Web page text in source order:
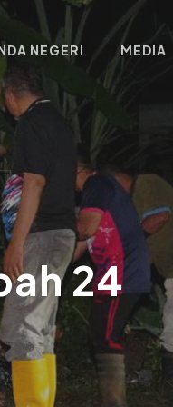
NEGERI MEDIA
24